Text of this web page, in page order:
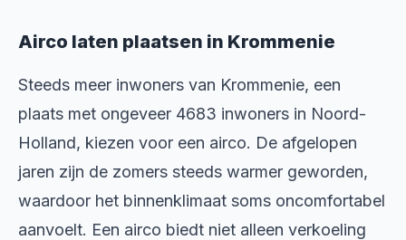
Airco laten plaatsen in Krommenie
Steeds meer inwoners van Krommenie, een
plaats met ongeveer 4683 inwoners in Noord-
Holland, kiezen voor een airco. De afgelopen
jaren zijn de zomers steeds warmer geworden,
waardoor het binnenklimaat soms oncomfortabel
aanvoelt. Een airco biedt niet alleen verkoeling